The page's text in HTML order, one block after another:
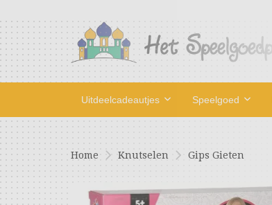
Uitdeelcadeautjes Speelgoed
Home Knutselen Gips Gieten